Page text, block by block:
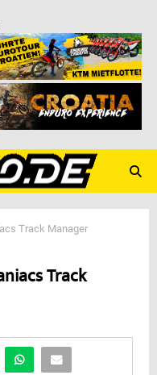
Track Manager
Track